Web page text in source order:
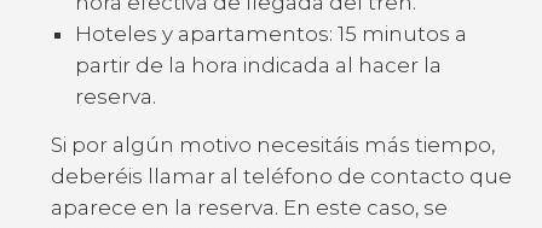
Hoteles y apartamentos: 15 minutos a
partir de la hora indicada al hacer la
reserva.
Si por algún motivo necesitáis más tiempo,
deberéis llamar al teléfono de contacto que
aparece en la reserva. En este caso, se